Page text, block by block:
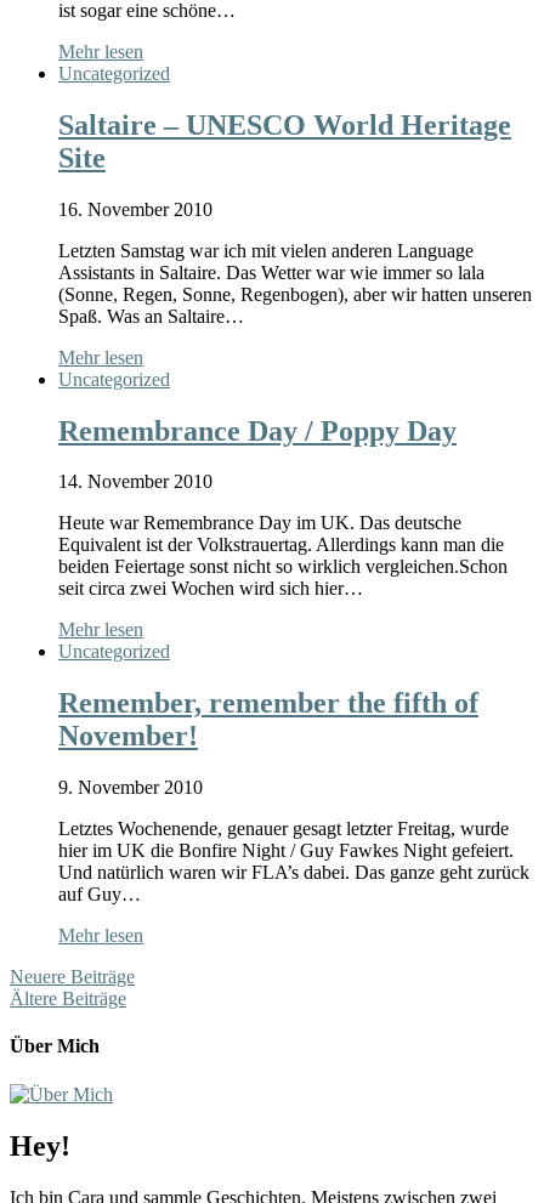
ist sogar eine schöne…
Mehr lesen
Uncategorized
Saltaire – UNESCO World Heritage
Site
16. November 2010
Letzten Samstag war ich mit vielen anderen Language
Assistants in Saltaire. Das Wetter war wie immer so lala
(Sonne, Regen, Sonne, Regenbogen), aber wir hatten unseren
Spaß. Was an Saltaire…
Mehr lesen
Uncategorized
Remembrance Day / Poppy Day
14. November 2010
Heute war Remembrance Day im UK. Das deutsche
Equivalent ist der Volkstrauertag. Allerdings kann man die
beiden Feiertage sonst nicht so wirklich vergleichen.Schon
seit circa zwei Wochen wird sich hier…
Mehr lesen
Uncategorized
Remember, remember the fifth of
November!
9. November 2010
Letztes Wochenende, genauer gesagt letzter Freitag, wurde
hier im UK die Bonfire Night / Guy Fawkes Night gefeiert.
Und natürlich waren wir FLA’s dabei. Das ganze geht zurück
auf Guy…
Mehr lesen
Neuere Beiträge
Ältere Beiträge
Über Mich
Hey!
Ich bin Cara und sammle Geschichten. Meistens zwischen zwei